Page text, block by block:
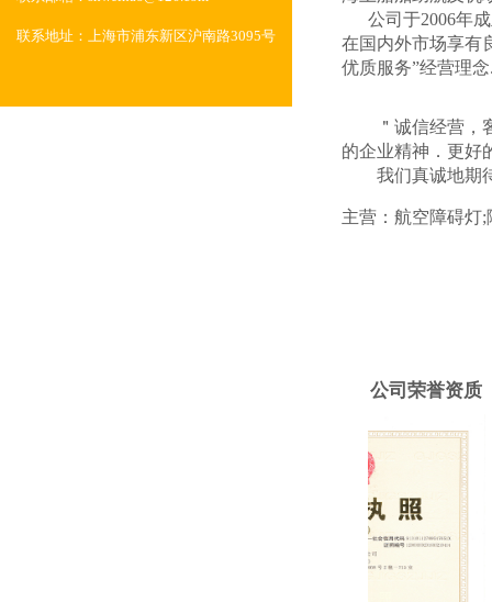
联系地址： 上海市浦东新区沪南路3095号
公司于2006年成
在国内外市场享有
优质服务”经营理
＂诚信经营，客
的企业精神．更好
我们真诚地期待
主营：航空障碍灯
公司荣誉资质